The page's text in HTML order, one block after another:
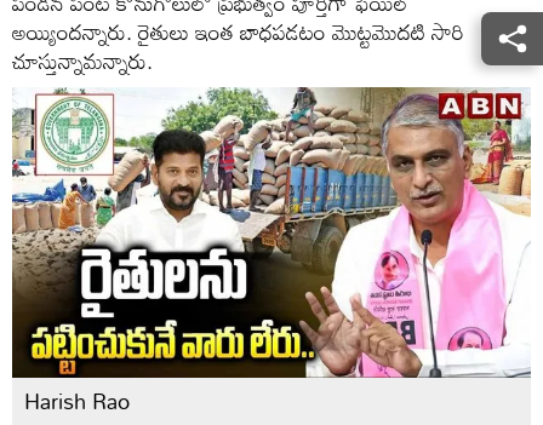
అయ్యిందన్నారు. రైతులు ఇంత బాధపడటం మొట్టమొదటి సారి
చూస్తున్నామన్నారు.
Harish Rao